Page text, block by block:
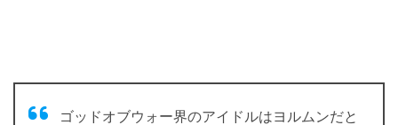
ゴッドオブウォー界のアイドルはヨルムンだと